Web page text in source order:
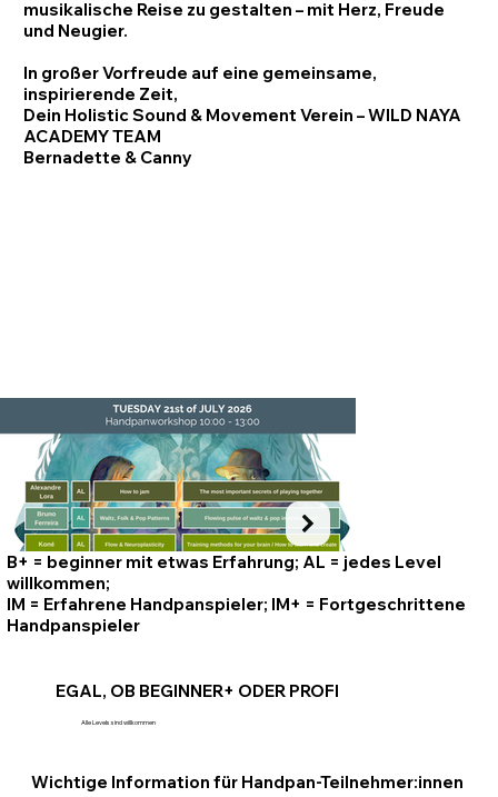
musikalische Reise zu gestalten – mit Herz, Freude
und Neugier.
In großer Vorfreude auf eine gemeinsame,
inspirierende Zeit,
Dein Holistic Sound & Movement Verein – WILD NAYA
ACADEMY TEAM
Bernadette & Canny
B+ = beginner mit etwas Erfahrung; AL = jedes Level
willkommen;
IM = Erfahrene Handpanspieler; IM+ = Fortgeschrittene
Handpanspieler
Alle Levels sind willkommen
EGAL, OB BEGINNER+ ODER PROFI
Wichtige Information für Handpan-Teilnehmer:innen